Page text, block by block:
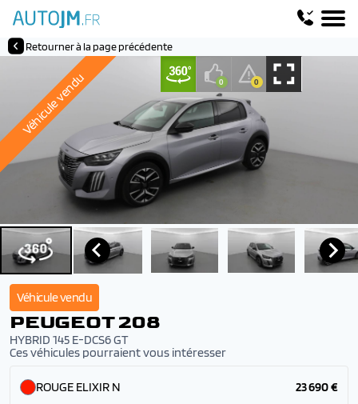
Retourner à la page précédente
Véhicule vendu
Véhicule vendu
PEUGEOT 208
HYBRID 145 E-DCS6 GT
Ces véhicules pourraient vous intéresser
ROUGE ELIXIR N 23 690 €